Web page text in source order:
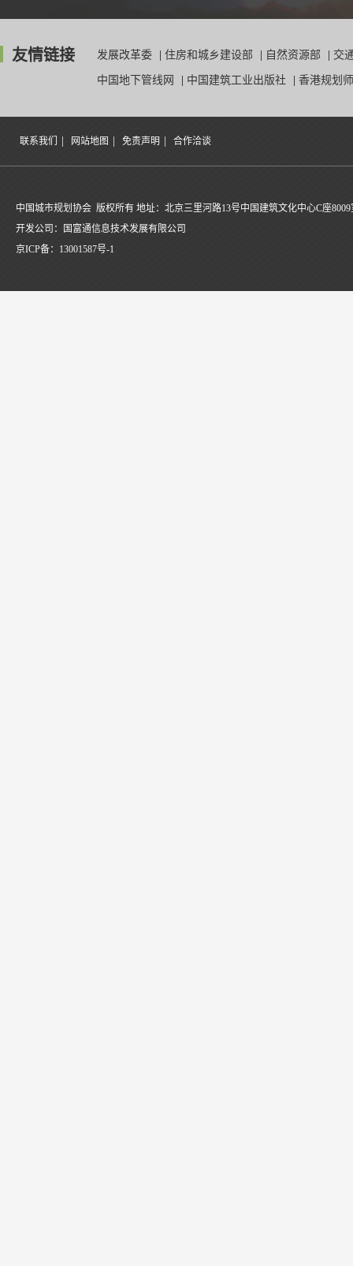
友情链接 发展改革委 住房和城乡建设部 自然资源部 交
中国地下管线网 中国建筑工业出版社 香港规划
联系我们 网站地图 免责声明 合作洽谈
中国城市规划协会 版权所有 地址：北京三里河路13号中国建筑文化中心C座8009
开发公司：国富通信息技术发展有限公司
京ICP备： 13001587号-1